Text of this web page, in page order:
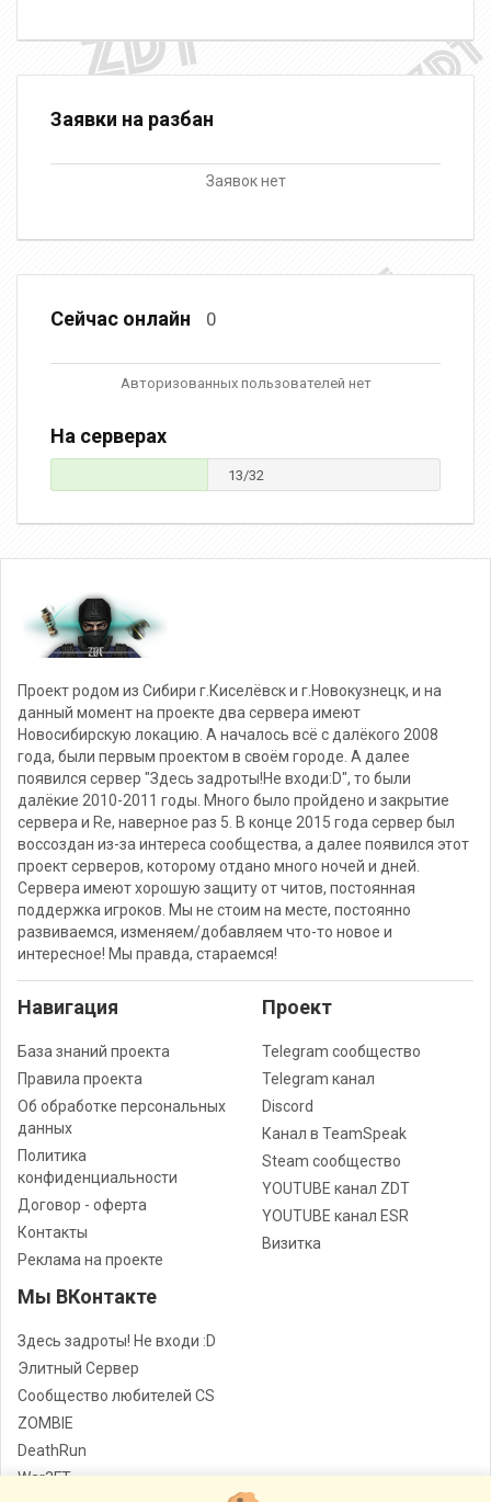
Заявки на разбан
Заявок нет
Сейчас онлайн 0
Авторизованных пользователей нет
На серверах
13/32
Проект родом из Сибири г.Киселёвск и г.Новокузнецк, и на
данный момент на проекте два сервера имеют
Новосибирскую локацию. А началось всё с далёкого 2008
года, были первым проектом в своём городе. А далее
появился сервер "Здесь задроты!Не входи:D", то были
далёкие 2010-2011 годы. Много было пройдено и закрытие
сервера и Re, наверное раз 5. В конце 2015 года сервер был
воссоздан из-за интереса сообщества, а далее появился этот
проект серверов, которому отдано много ночей и дней.
Сервера имеют хорошую защиту от читов, постоянная
поддержка игроков. Мы не стоим на месте, постоянно
развиваемся, изменяем/добавляем что-то новое и
интересное! Мы правда, стараемся!
Навигация
База знаний проекта
Правила проекта
Об обработке персональных
данных
Политика
конфиденциальности
Договор - оферта
Контакты
Реклама на проекте
Проект
Telegram сообщество
Telegram канал
Discord
Канал в TeamSpeak
Steam сообщество
YOUTUBE канал ZDT
YOUTUBE канал ESR
Визитка
Мы ВКонтакте
Здесь задроты! Не входи :D
Элитный Сервер
Сообщество любителей CS
ZOMBIE
DeathRun
War3FT